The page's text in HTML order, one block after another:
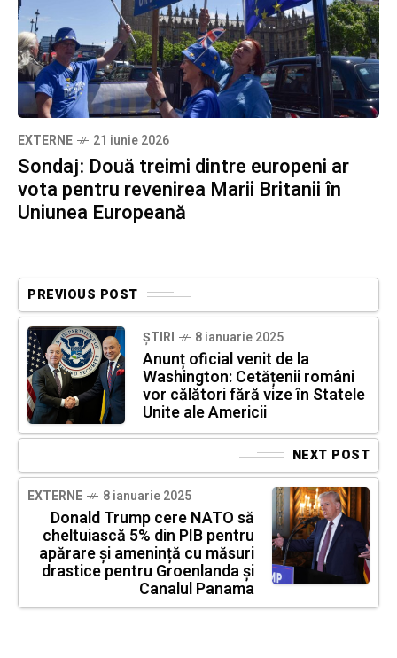
EXTERNE 21 iunie 2026
Sondaj: Două treimi dintre europeni ar
vota pentru revenirea Marii Britanii în
Uniunea Europeană
PREVIOUS POST
ȘTIRI 8 ianuarie 2025
Anunț oficial venit de la
Washington: Cetățenii români
vor călători fără vize în Statele
Unite ale Americii
NEXT POST
EXTERNE 8 ianuarie 2025
Donald Trump cere NATO să
cheltuiască 5% din PIB pentru
apărare și amenință cu măsuri
drastice pentru Groenlanda și
Canalul Panama